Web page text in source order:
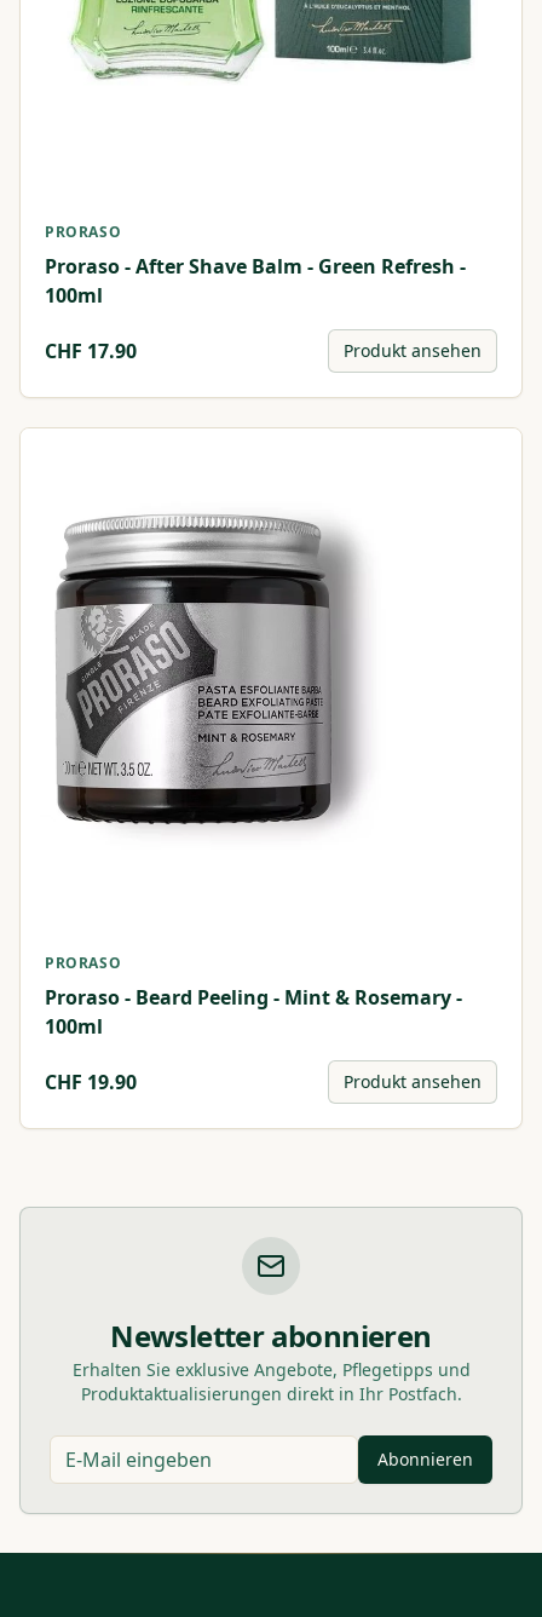
PRORASO
Proraso - After Shave Balm - Green Refresh -
100ml
CHF 17.90 Produkt ansehen
PRORASO
Proraso - Beard Peeling - Mint & Rosemary -
100ml
CHF 19.90 Produkt ansehen
Newsletter abonnieren
Erhalten Sie exklusive Angebote, Pflegetipps und
Produktaktualisierungen direkt in Ihr Postfach.
Abonnieren